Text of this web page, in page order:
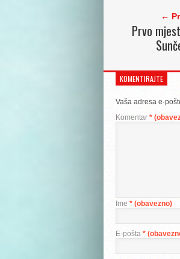
←
Prvo
KOMENTIRAJTE
Vaša adresa e-
Komentar *
Ime * (obavezno)
E-pošta *